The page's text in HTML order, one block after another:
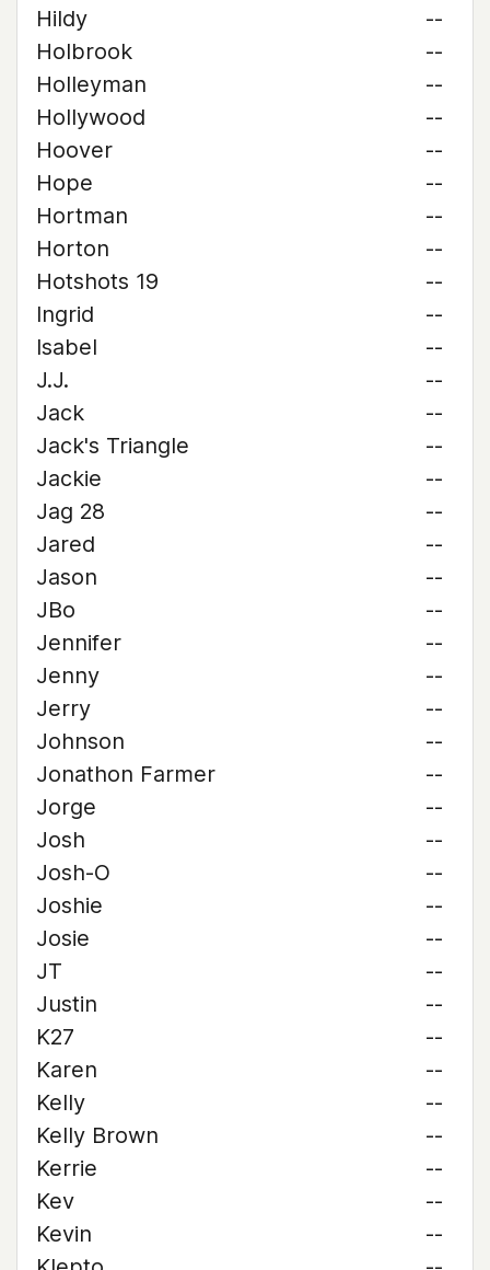
Hildy
--
Holbrook
--
Holleyman
--
Hollywood
--
Hoover
--
Hope
--
Hortman
--
Horton
--
Hotshots 19
--
Ingrid
--
Isabel
--
J.J.
--
Jack
--
Jack's Triangle
--
Jackie
--
Jag 28
--
Jared
--
Jason
--
JBo
--
Jennifer
--
Jenny
--
Jerry
--
Johnson
--
Jonathon Farmer
--
Jorge
--
Josh
--
Josh-O
--
Joshie
--
Josie
--
JT
--
Justin
--
K27
--
Karen
--
Kelly
--
Kelly Brown
--
Kerrie
--
Kev
--
Kevin
--